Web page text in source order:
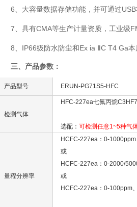
6、大容量数据存储功能，并可通过USB
7、具有CMA等生产计量资质，工业级
8、IP66级防水防尘和Ex ia ⅡC T4 Ga本
三、产品参数：
产品型号 ERUN-PG71S5-HFC
检测气体
HFC-227ea七氟丙烷C3HF7
选配： 可检测任意1~5种气
量程分辨率
HCFC-227ea：0-
或
HCFC-227ea：0-2000/
或
HCFC-227ea：0-100ppm